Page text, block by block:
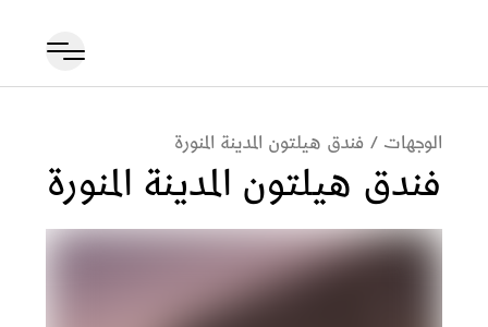
الوجهات / فندق هيلتون المدينة المنورة
فندق هيلتون المدينة المنورة